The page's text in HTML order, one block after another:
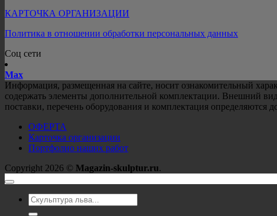
КАРТОЧКА ОРГАНИЗАЦИИ
Политика в отношении обработки персональных данных
Соц сети
Mах
Информация, размещенная на сайте, носит ознакомительный
содержать элементы дополнительной комплектации. Внешний
поставки, перечень оборудования и комплектация
ОФЕРТА
Карточка организации
Портфолио наших работ
Copyright 2026 © Magazin-skulptur.ru.
Искать: